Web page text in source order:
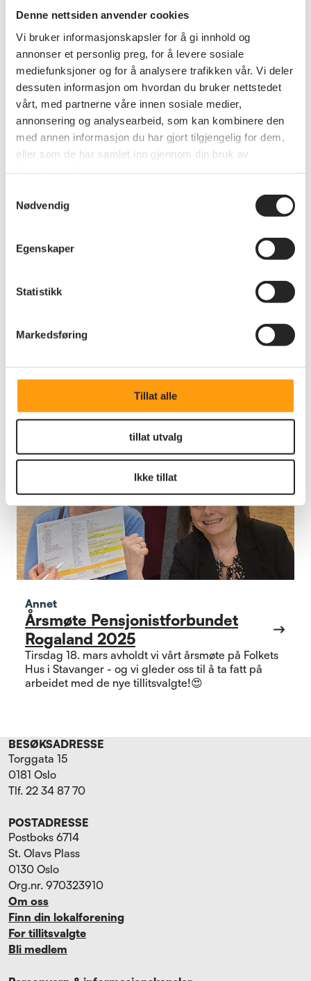
Denne nettsiden anvender cookies
Vi bruker informasjonskapsler for å gi innhold og
annonser et personlig preg, for å levere sosiale
mediefunksjoner og for å analysere trafikken vår. Vi deler
dessuten informasjon om hvordan du bruker nettstedet
vårt, med partnerne våre innen sosiale medier,
annonsering og analysearbeid, som kan kombinere den
med annen informasjon du har gjort tilgjengelig for dem,
eller som de har samlet inn gjennom din bruk av
Nødvendig
Egenskaper
Statistikk
Markedsføring
Tillat alle
tillat utvalg
Ikke tillat
Politikk
Viktige vedtak fra årsmøtet
Ett av de viktigste vedtakene fra årsmøtet til
Pensjonistforbundets handlingsprogram 2023-
uttalelser.
Annet
Årsmøte Pensjonistforbundet
Rogaland 2025
Tirsdag 18. mars avholdt vi vårt årsmøte på Folkets
Hus i Stavanger - og vi gleder oss til å ta fatt på
arbeidet med de nye tillitsvalgte!😍
BESØKSADRESSE
Torggata 15
0181 Oslo
Tlf. 22 34 87 70
POSTADRESSE
Postboks 6714
St. Olavs Plass
0130 Oslo
Org.nr. 970323910
Om oss
Finn din lokalforening
For tillitsvalgte
Bli medlem